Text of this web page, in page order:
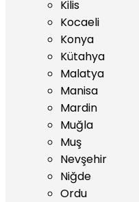
Kilis
Kocaeli
Konya
Kütahya
Malatya
Manisa
Mardin
Muğla
Muş
Nevşehir
Niğde
Ordu